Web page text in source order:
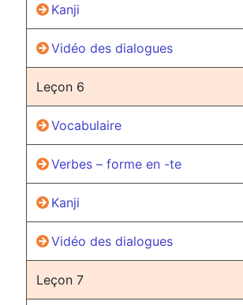
Kanji
Vidéo des dialogues
Leçon 6
Vocabulaire
Verbes – forme en -te
Kanji
Vidéo des dialogues
Leçon 7